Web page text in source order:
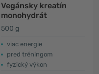
Vegánsky kreatín
monohydrát
500 g
viac energie
pred tréningom
fyzický výkon